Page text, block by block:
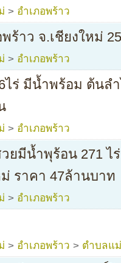
> อำเภอพร้าว
ร้าว จ.เชียงใหม่
> อำเภอพร้าว
ไร่ มีน้ำพร้อม ต้นล
> อำเภอพร้าว
ยมีน้ำพุร้อน 271 ไ
ราคา 47ล้านบาท
> อำเภอพร้าว
> อำเภอพร้าว > ตำบลแ